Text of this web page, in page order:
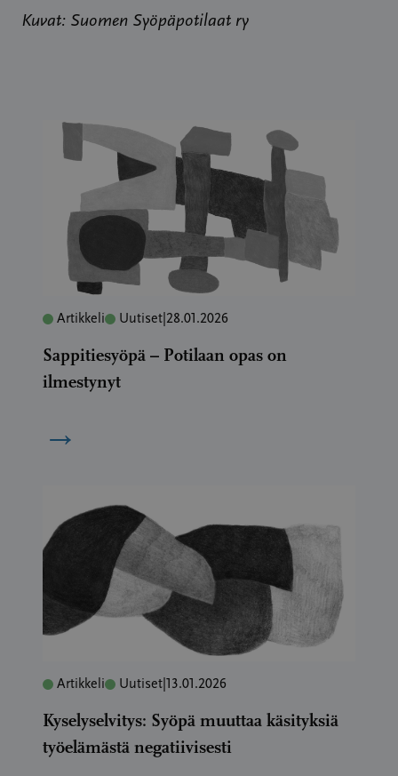
Kuvat: Suomen Syöpäpotilaat ry
Artikkeli Uutiset 28.01.2026
Sappitiesyöpä – Potilaan opas on
ilmestynyt
→
Artikkeli Uutiset 13.01.2026
Kyselyselvitys: Syöpä muuttaa käsityksiä
työelämästä negatiivisesti